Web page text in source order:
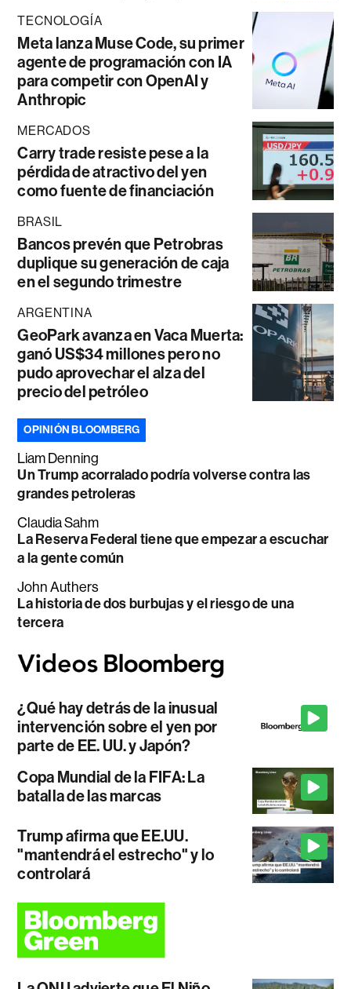
TECNOLOGÍA
Meta lanza Muse Code, su primer
agente de programación con IA
para competir con OpenAI y
Anthropic
MERCADOS
Carry trade resiste pese a la
pérdida de atractivo del yen
como fuente de financiación
BRASIL
Bancos prevén que Petrobras
duplique su generación de caja
en el segundo trimestre
ARGENTINA
GeoPark avanza en Vaca Muerta:
ganó US$34 millones pero no
pudo aprovechar el alza del
precio del petróleo
OPINIÓN BLOOMBERG
Liam Denning
Un Trump acorralado podría volverse contra las
grandes petroleras
Claudia Sahm
La Reserva Federal tiene que empezar a escuchar
a la gente común
John Authers
La historia de dos burbujas y el riesgo de una
tercera
¿Qué hay detrás de la inusual
intervención sobre el yen por
parte de EE. UU. y Japón?
Copa Mundial de la FIFA: La
batalla de las marcas
Trump afirma que EE.UU.
"mantendrá el estrecho" y lo
controlará